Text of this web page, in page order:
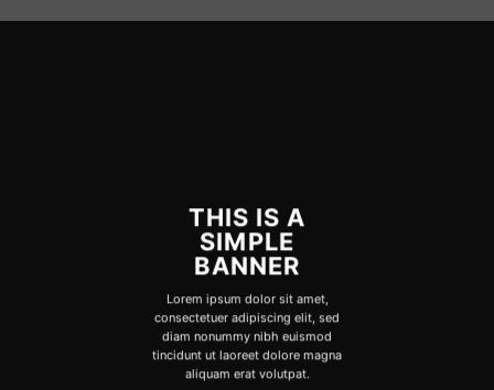
THIS IS A
SIMPLE
BANNER
Lorem ipsum dolor sit amet,
consectetuer adipiscing elit, sed
diam nonummy nibh euismod
tincidunt ut laoreet dolore magna
aliquam erat volutpat.